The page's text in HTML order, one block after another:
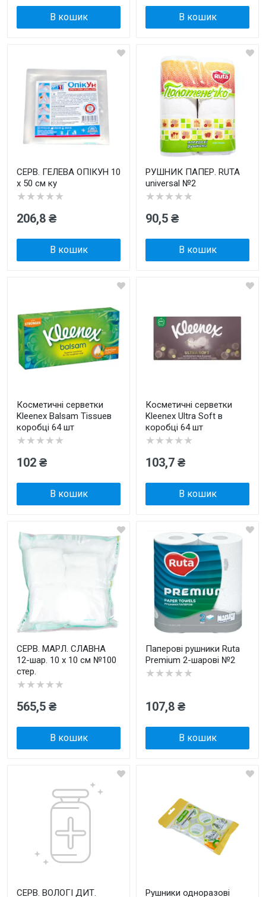
В кошик В кошик
СЕРВ. ГЕЛЕВА ОПІКУН 10
х 50 см ку
★★★★★
206,8 ₴
В кошик
РУШНИК ПАПЕР. RUTA
universal №2
★★★★★
90,5 ₴
В кошик
Косметичні серветки
Kleenex Balsam Tissueв
коробці 64 шт
★★★★★
102 ₴
В кошик
Косметичні серветки
Kleenex Ultra Soft в
коробці 64 шт
★★★★★
103,7 ₴
В кошик
СЕРВ. МАРЛ. СЛАВНА
12-шар. 10 х 10 см №100
стер.
★★★★★
565,5 ₴
В кошик
Паперові рушники Ruta
Premium 2-шарові №2
★★★★★
107,8 ₴
В кошик
СЕРВ. ВОЛОГІ ДИТ.
Рушники одноразові